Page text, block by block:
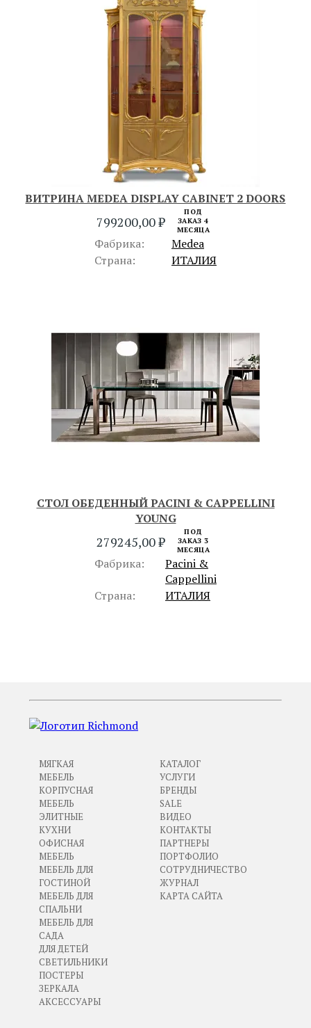
ВИТРИНА MEDEA DISPLAY CABINET 2 DOORS
799200,00₽
ПОД
ЗАКАЗ 4
МЕСЯЦА
Фабрика:
Medea
Страна:
ИТАЛИЯ
СТОЛ ОБЕДЕННЫЙ PACINI & CAPPELLINI
YOUNG
279245,00₽
ПОД
ЗАКАЗ 3
МЕСЯЦА
Фабрика:
Pacini &
Cappellini
Страна:
ИТАЛИЯ
МЯГКАЯ
МЕБЕЛЬ
КОРПУСНАЯ
МЕБЕЛЬ
ЭЛИТНЫЕ
КУХНИ
ОФИСНАЯ
МЕБЕЛЬ
МЕБЕЛЬ ДЛЯ
ГОСТИНОЙ
МЕБЕЛЬ ДЛЯ
СПАЛЬНИ
МЕБЕЛЬ ДЛЯ
САДА
ДЛЯ ДЕТЕЙ
СВЕТИЛЬНИКИ
ПОСТЕРЫ
ЗЕРКАЛА
АКСЕССУАРЫ
КАТАЛОГ
УСЛУГИ
БРЕНДЫ
SALE
ВИДЕО
КОНТАКТЫ
ПАРТНЕРЫ
ПОРТФОЛИО
СОТРУДНИЧЕСТВО
ЖУРНАЛ
КАРТА САЙТА